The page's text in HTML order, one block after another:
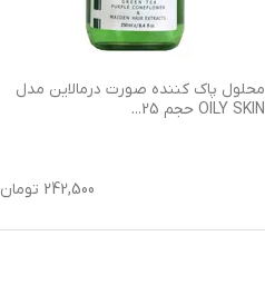
محلول پاک کننده صورت درمالاین مدل
OILY SKIN حجم 25
...
242,500 تومان